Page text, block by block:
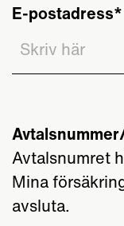
E-postadress
Avtalsnumret
Mina
avsluta.